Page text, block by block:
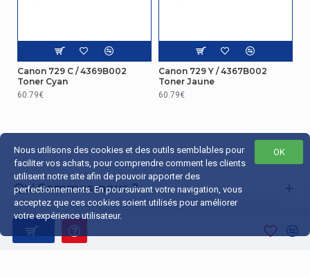
Canon 729 C / 4369B002
Toner Cyan
60.79€
Canon 729 Y / 4367B002
Toner Jaune
60.79€
Qui Sommes-nous ?
Liens Utiles
OK
Nous utilisons des cookies et des outils semblables pour
faciliter vos achats, pour comprendre comment les clients
utilisent notre site afin de pouvoir apporter des
perfectionnements. En poursuivant votre navigation, vous
acceptez que ces cookies soient utilisés pour améliorer
votre expérience utilisateur.